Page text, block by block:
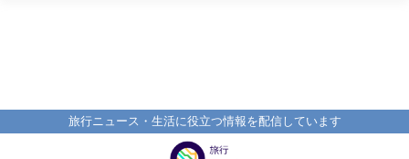
旅行ニュース・生活に役立つ情報を配信しています